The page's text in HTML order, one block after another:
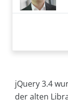
jQuery 3.4
der alten